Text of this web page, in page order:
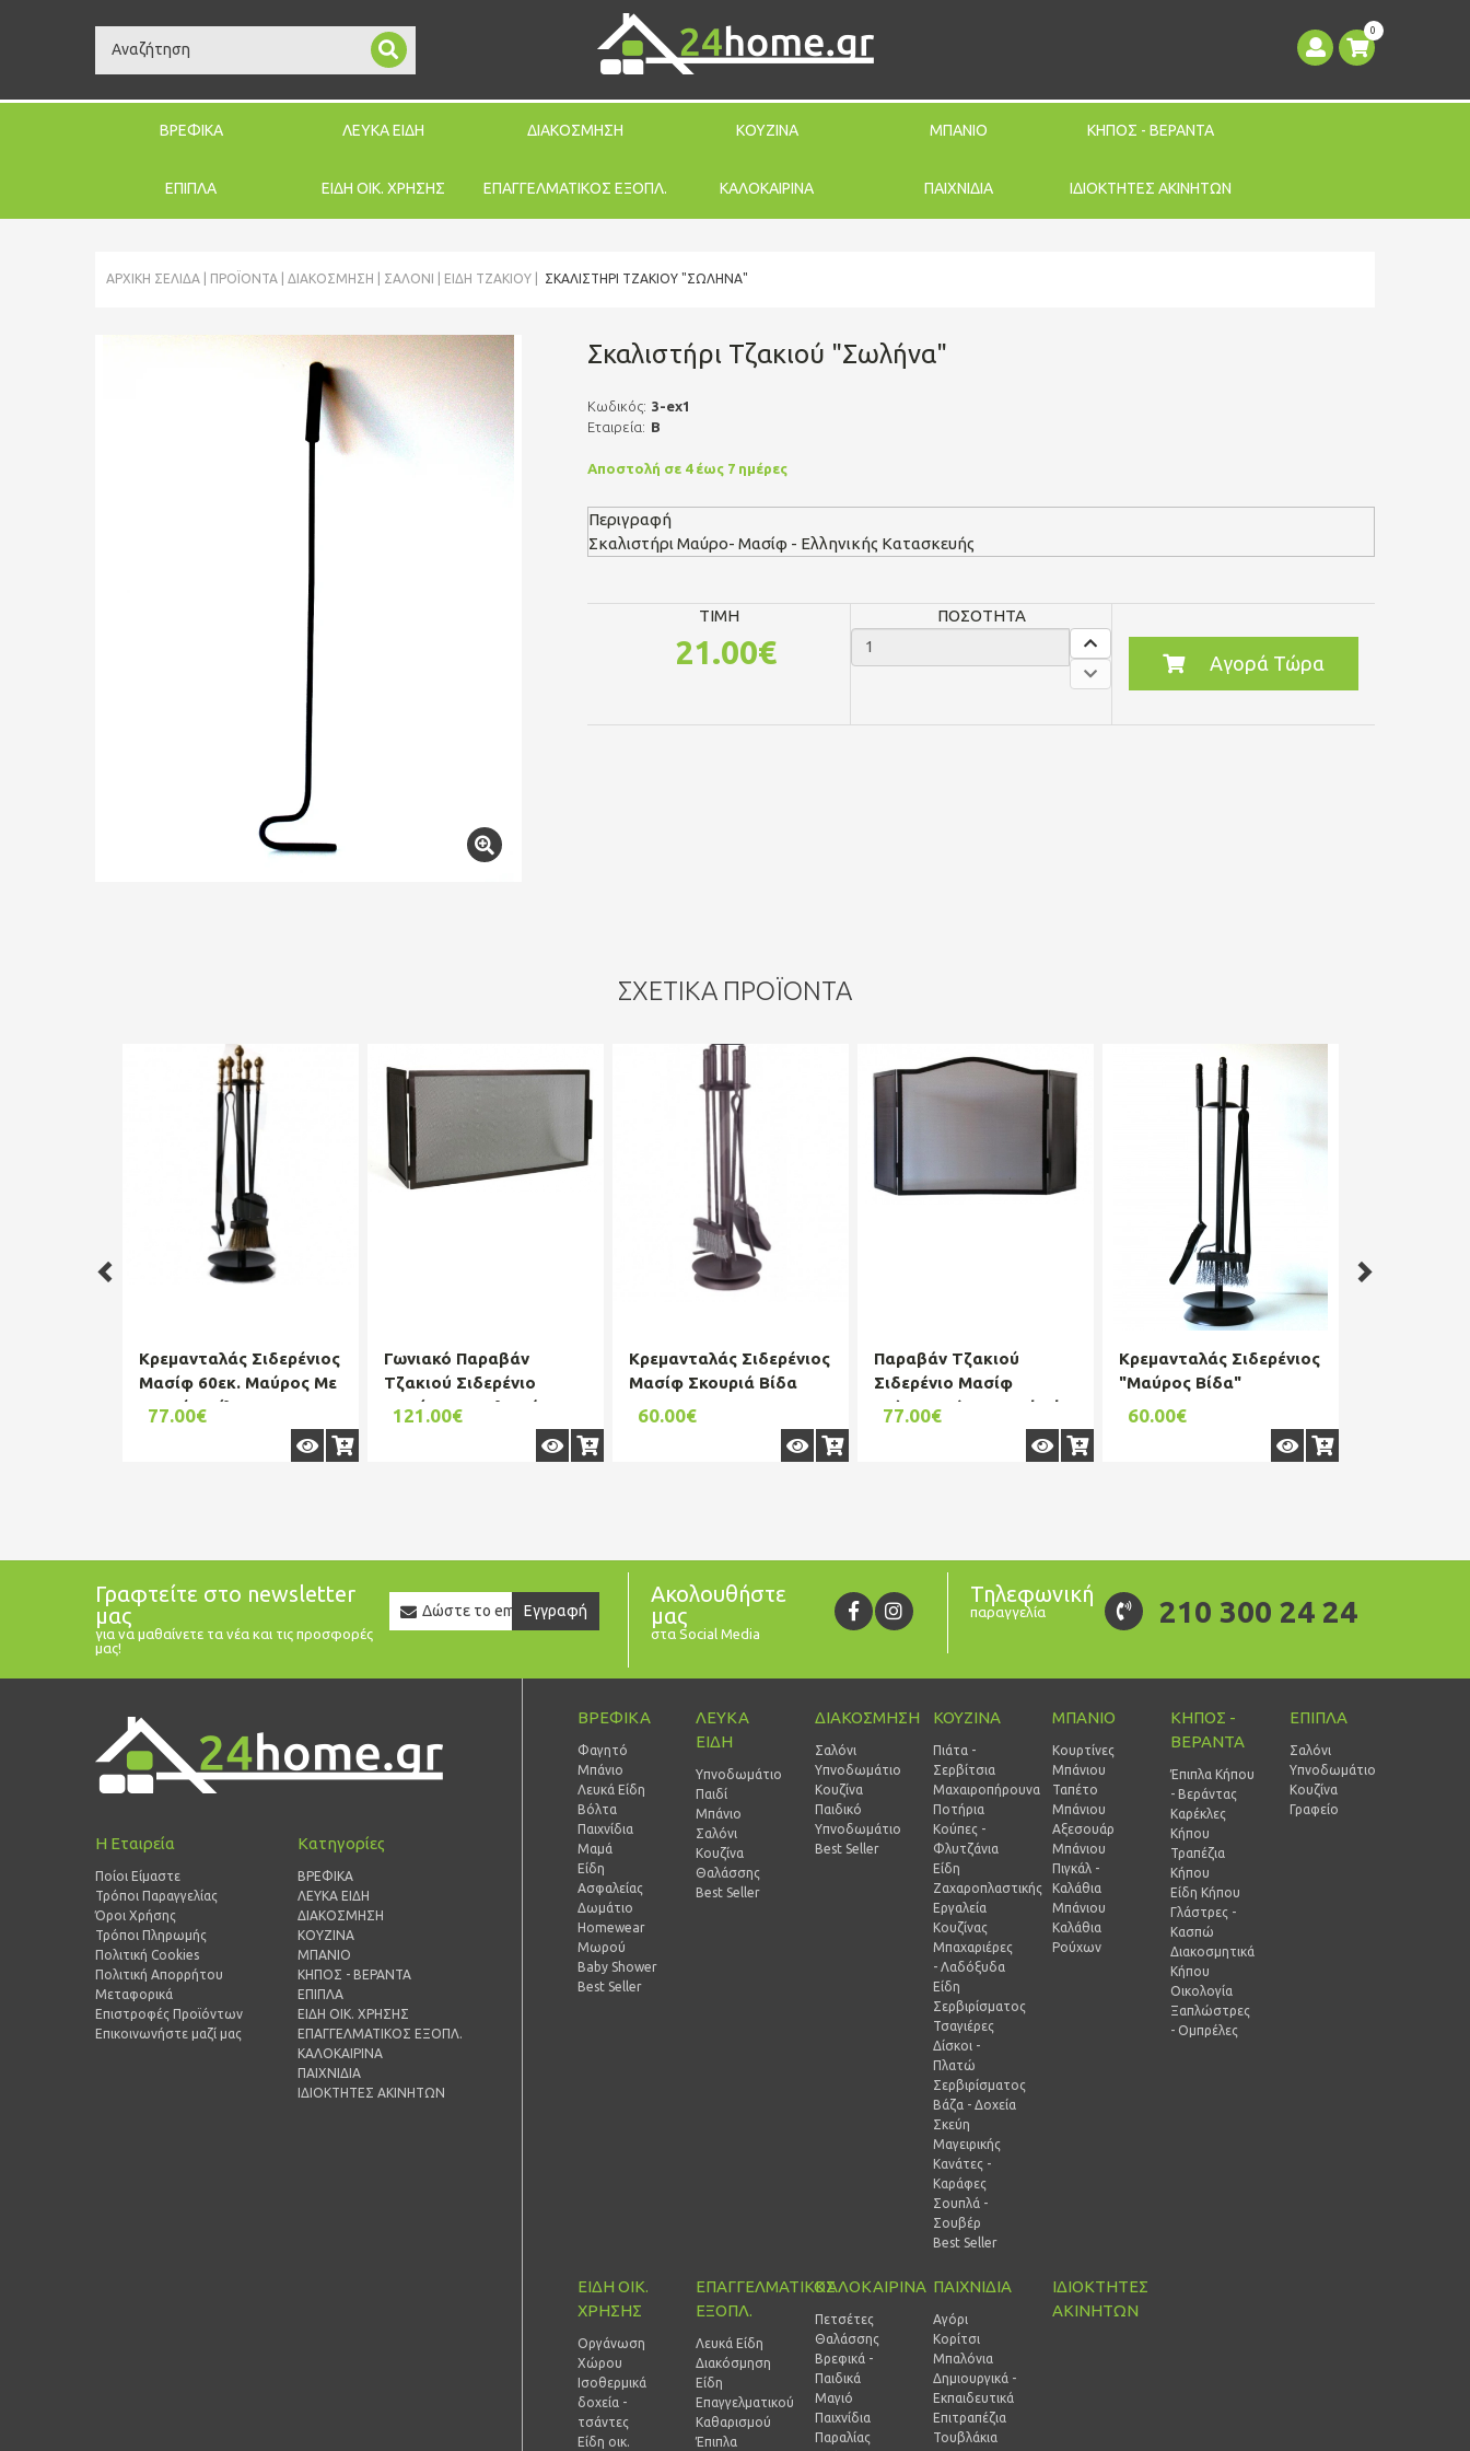
Search
0
ΒΡΕΦΙΚΑ ΛΕΥΚΑ ΕΙΔΗ ΔΙΑΚΟΣΜΗΣΗ ΚΟΥΖΙΝΑ ΜΠΑΝΙΟ ΚΗΠΟΣ - ΒΕΡΑΝΤΑ
ΕΠΙΠΛΑ ΕΙΔΗ ΟΙΚ. ΧΡΗΣΗΣ ΕΠΑΓΓΕΛΜΑΤΙΚΟΣ ΕΞΟΠΛ. ΚΑΛΟΚΑΙΡΙΝΑ ΠΑΙΧΝΙΔΙΑ ΙΔΙΟΚΤΗΤΕΣ ΑΚΙΝΗΤΩΝ
ΑΡΧΙΚΉ ΣΕΛΊΔΑ ΠΡΟΪΌΝΤΑ ΔΙΑΚΟΣΜΗΣΗ ΣΑΛΌΝΙ ΕΊΔΗ ΤΖΑΚΙΟΎ ΣΚΑΛΙΣΤΉΡΙ ΤΖΑΚΙΟΎ "ΣΩΛΉΝΑ"
Σκαλιστήρι Τζακιού "Σωλήνα"
Κωδικός: 3-ex1
Εταιρεία: Β
Αποστολή σε 4 έως 7 ημέρες
Περιγραφή
Σκαλιστήρι Μαύρο- Μασίφ - Ελληνικής Κατασκευής
TIMH
21.00€
ΠΟΣΟΤΗΤΑ
Αγορά Τώρα
ΣΧΕΤΙΚΆ ΠΡΟΪΌΝΤΑ
Κρεμανταλάς Σιδερένιος
Μασίφ 60εκ. Μαύρος Με
Χρυσή Μπίλια
77.00€
Γωνιακό Παραβάν
Τζακιού Σιδερένιο
Μασίφ Με 1 Πλαινό
121.00€
Κρεμανταλάς Σιδερένιος
Μασίφ Σκουριά Βίδα
62εκ. Brown
60.00€
Παραβάν Τζακιού
Σιδερένιο Μασίφ
60(+20+20)x56εκ. Black
77.00€
Κρεμανταλάς Σιδερένιος
"Μαύρος Βίδα"
60.00€
Γραφτείτε στο newsletter
μας
για να μαθαίνετε τα νέα και τις προσφορές
μας!
Newsletter
Email
Εγγραφή
Ακολουθήστε
μας
στα Social Media
Τηλεφωνική
παραγγελία 210 300 24 24
Η Εταιρεία
Ποίοι Είμαστε
Τρόποι Παραγγελίας
Όροι Χρήσης
Τρόποι Πληρωμής
Πολιτική Cookies
Πολιτική Απορρήτου
Μεταφορικά
Επιστροφές Προϊόντων
Επικοινωνήστε μαζί μας
Κατηγορίες
ΒΡΕΦΙΚΑ
ΛΕΥΚΑ ΕΙΔΗ
ΔΙΑΚΟΣΜΗΣΗ
ΚΟΥΖΙΝΑ
ΜΠΑΝΙΟ
ΚΗΠΟΣ - ΒΕΡΑΝΤΑ
ΕΠΙΠΛΑ
ΕΙΔΗ ΟΙΚ. ΧΡΗΣΗΣ
ΕΠΑΓΓΕΛΜΑΤΙΚΟΣ ΕΞΟΠΛ.
ΚΑΛΟΚΑΙΡΙΝΑ
ΠΑΙΧΝΙΔΙΑ
ΙΔΙΟΚΤΗΤΕΣ ΑΚΙΝΗΤΩΝ
ΒΡΕΦΙΚΑ
Φαγητό
Μπάνιο
Λευκά Είδη
Βόλτα
Παιχνίδια
Μαμά
Είδη
Ασφαλείας
Δωμάτιο
Homewear
Μωρού
Baby Shower
Best Seller
ΛΕΥΚΑ
ΕΙΔΗ
Υπνοδωμάτιο
Παιδί
Mπάνιο
Σαλόνι
Κουζίνα
Θαλάσσης
Best Seller
ΔΙΑΚΟΣΜΗΣΗ
Σαλόνι
Υπνοδωμάτιο
Κουζίνα
Παιδικό
Υπνοδωμάτιο
Best Seller
ΚΟΥΖΙΝΑ
Πιάτα -
Σερβίτσια
Μαχαιροπήρουνα
Ποτήρια
Κούπες -
Φλυτζάνια
Είδη
Ζαχαροπλαστικής
Εργαλεία
Κουζίνας
Μπαχαριέρες
- Λαδόξυδα
Είδη
Σερβιρίσματος
Τσαγιέρες
Δίσκοι -
Πλατώ
Σερβιρίσματος
Βάζα - Δοχεία
Σκεύη
Μαγειρικής
Κανάτες -
Καράφες
Σουπλά -
Σουβέρ
Best Seller
ΜΠΑΝΙΟ
Κουρτίνες
Μπάνιου
Ταπέτο
Μπάνιου
Αξεσουάρ
Μπάνιου
Πιγκάλ -
Καλάθια
Μπάνιου
Καλάθια
Ρούχων
ΚΗΠΟΣ -
ΒΕΡΑΝΤΑ
Έπιπλα Κήπου
- Βεράντας
Καρέκλες
Κήπου
Τραπέζια
Κήπου
Είδη Κήπου
Γλάστρες -
Κασπώ
Διακοσμητικά
Κήπου
Οικολογία
Ξαπλώστρες
- Ομπρέλες
ΕΠΙΠΛΑ
Σαλόνι
Υπνοδωμάτιο
Κουζίνα
Γραφείο
ΕΙΔΗ ΟΙΚ.
ΧΡΗΣΗΣ
Οργάνωση
Χώρου
Ισοθερμικά
δοχεία -
τσάντες
Είδη οικ.
ΕΠΑΓΓΕΛΜΑΤΙΚΟΣ
ΕΞΟΠΛ.
Λευκά Είδη
Διακόσμηση
Είδη
Επαγγελματικού
Καθαρισμού
Έπιπλα
ΚΑΛΟΚΑΙΡΙΝΑ
Πετσέτες
Θαλάσσης
Βρεφικά -
Παιδικά
Μαγιό
Παιχνίδια
Παραλίας
ΠΑΙΧΝΙΔΙΑ
Αγόρι
Κορίτσι
Μπαλόνια
Δημιουργικά -
Εκπαιδευτικά
Επιτραπέζια
Τουβλάκια
ΙΔΙΟΚΤΗΤΕΣ
ΑΚΙΝΗΤΩΝ